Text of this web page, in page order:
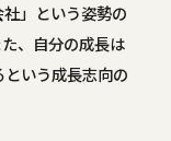
」という姿勢の
、自分の成長は
いう成長志向の